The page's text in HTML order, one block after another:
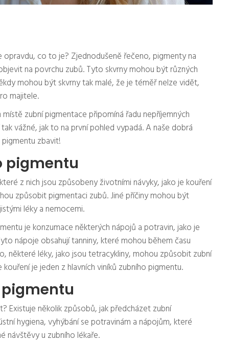
co to je? Zjednodušeně řečeno, pigmenty na
na povrchu zubů. Tyto skvrny mohou být různých
mohou být skvrny tak malé, že je téměř nelze vidět,
majitele.
zubní pigmentace připomíná řadu nepříjemných
vážné, jak to na první pohled vypadá. A naše dobrá
zbavit!
pigmentu
z nich jsou způsobeny životními návyky, jako je kouření
způsobit pigmentaci zubů. Jiné příčiny mohou být
léky a nemocemi.
je konzumace některých nápojů a potravin, jako je
nápoje obsahují tanniny, které mohou během času
některé léky, jako jsou tetracykliny, mohou způsobit zubní
je jeden z hlavních viníků zubního pigmentu.
Existuje několik způsobů, jak předcházet zubní
hygiena, vyhýbání se potravinám a nápojům, které
návštěvy u zubního lékaře.